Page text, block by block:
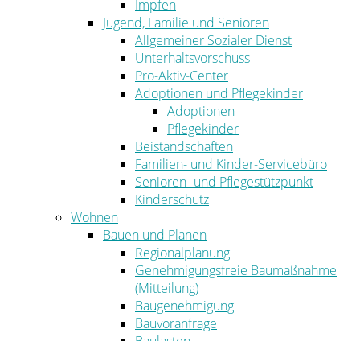
Impfen
Jugend, Familie und Senioren
Allgemeiner Sozialer Dienst
Unterhaltsvorschuss
Pro-Aktiv-Center
Adoptionen und Pflegekinder
Adoptionen
Pflegekinder
Beistandschaften
Familien- und Kinder-Servicebüro
Senioren- und Pflegestützpunkt
Kinderschutz
Wohnen
Bauen und Planen
Regionalplanung
Genehmigungsfreie Baumaßnahme
(Mitteilung)
Baugenehmigung
Bauvoranfrage